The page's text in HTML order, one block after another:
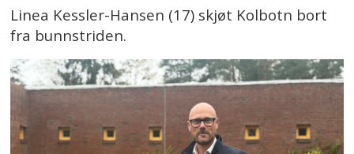
Linea Kessler-Hansen (17) skjøt Kolbotn bort
fra bunnstriden.